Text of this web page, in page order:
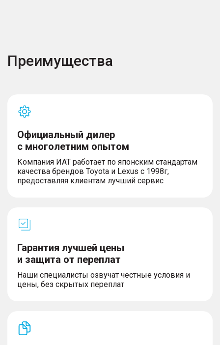
Преимущества
Официальный дилер
с многолетним опытом
Компания ИАТ работает по японским стандартам
качества брендов Toyota и Lexus с 1998г,
предоставляя клиентам лучший сервис
Гарантия лучшей цены
и защита от переплат
Наши специалисты озвучат честные условия и
цены, без скрытых переплат